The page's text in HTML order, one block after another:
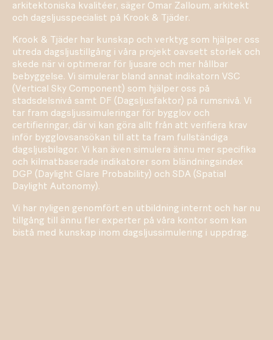
arkitektoniska kvalitéer, säger Omar Zalloum, arkitekt
och dagsljusspecialist på Krook & Tjäder.
Krook & Tjäder har kunskap och verktyg som hjälper oss
utreda dagsljustillgång i våra projekt oavsett storlek och
skede när vi optimerar för ljusare och mer hållbar
bebyggelse. Vi simulerar bland annat indikatorn VSC
(Vertical Sky Component) som hjälper oss på
stadsdelsnivå samt DF (Dagsljusfaktor) på rumsnivå. Vi
tar fram dagsljussimuleringar för bygglov och
certifieringar, där vi kan göra allt från att verifiera krav
inför bygglovsansökan till att ta fram fullständiga
dagsljusbilagor. Vi kan även simulera ännu mer specifika
och kilmatbaserade indikatorer som bländningsindex
DGP (Daylight Glare Probability) och SDA (Spatial
Daylight Autonomy).
Vi har nyligen genomfört en utbildning internt och har nu
tillgång till ännu fler experter på våra kontor som kan
bistå med kunskap inom dagsljussimulering i uppdrag.